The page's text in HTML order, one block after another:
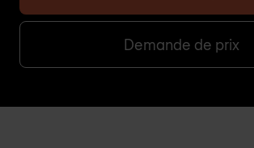
Demande de prix